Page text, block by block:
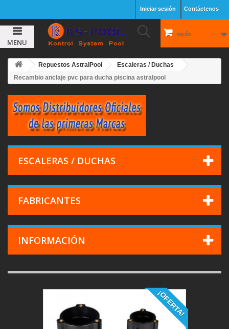
Contáctenos
Iniciar sesión
vacío
MENU
Repuestos AstralPool
Escaleras / Duchas
Recambio anclaje pvc para ducha piscina astralpool
ESCALERAS / DUCHAS
FABRICANTES
INFORMACIÓN
¡OFERTA!